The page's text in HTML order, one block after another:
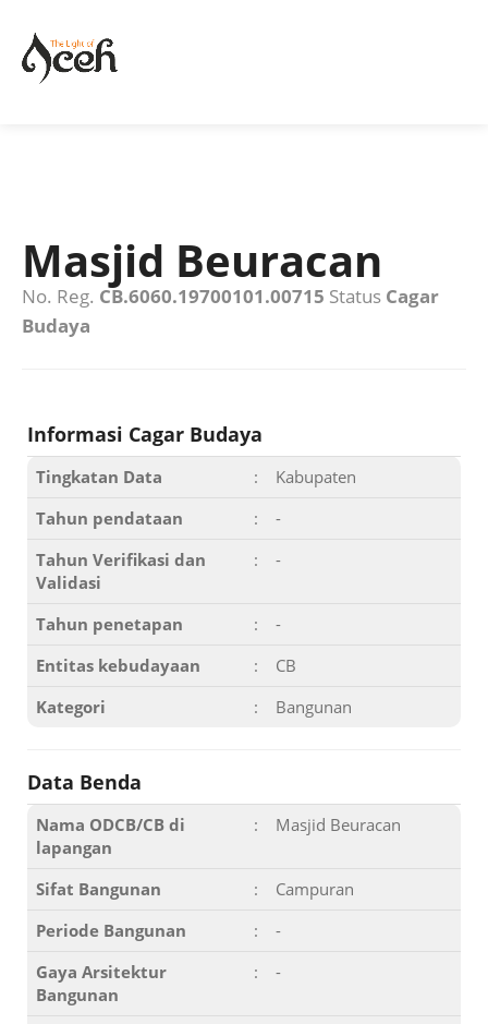
Masjid Beuracan
No. Reg. CB.6060.19700101.00715 Status Cagar
Budaya
Informasi Cagar Budaya
Tingkatan Data :
Kabupaten
Tahun pendataan
:
-
Tahun Verifikasi dan
Validasi
: -
Tahun penetapan :
-
Entitas kebudayaan
:
CB
Kategori
: Bangunan
Data Benda
Nama ODCB/CB di
lapangan
: Masjid Beuracan
Sifat Bangunan :
Campuran
Periode Bangunan
:
-
Gaya Arsitektur
Bangunan
: -